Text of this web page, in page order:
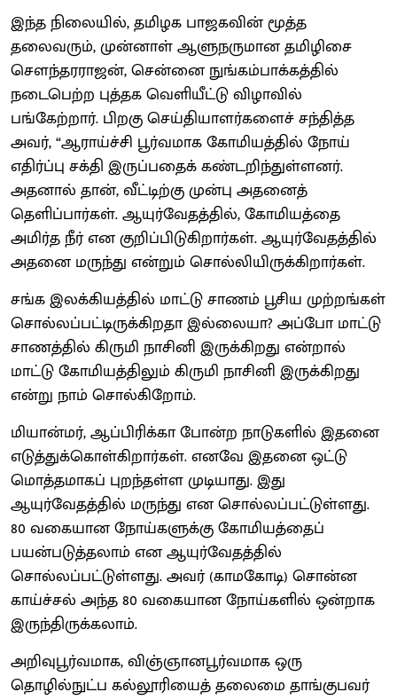
இந்த நிலையில், தமிழக பாஜகவின் மூத்த
தலைவரும், முன்னாள் ஆளுநருமான தமிழிசை
சௌந்தரராஜன், சென்னை நுங்கம்பாக்கத்தில்
நடைபெற்ற புத்தக வெளியீட்டு விழாவில்
பங்கேற்றார். பிறகு செய்தியாளர்களைச் சந்தித்த
அவர், “ஆராய்ச்சி பூர்வமாக கோமியத்தில் நோய்
எதிர்ப்பு சக்தி இருப்பதைக் கண்டறிந்துள்ளனர்.
அதனால் தான், வீட்டிற்கு முன்பு அதனைத்
தெளிப்பார்கள். ஆயுர்வேதத்தில், கோமியத்தை
அமிர்த நீர் என குறிப்பிடுகிறார்கள். ஆயுர்வேதத்தில்
அதனை மருந்து என்றும் சொல்லியிருக்கிறார்கள்.
சங்க இலக்கியத்தில் மாட்டு சாணம் பூசிய முற்றங்கள்
சொல்லப்பட்டிருக்கிறதா இல்லையா? அப்போ மாட்டு
சாணத்தில் கிருமி நாசினி இருக்கிறது என்றால்
மாட்டு கோமியத்திலும் கிருமி நாசினி இருக்கிறது
என்று நாம் சொல்கிறோம்.
மியான்மர், ஆப்பிரிக்கா போன்ற நாடுகளில் இதனை
எடுத்துக்கொள்கிறார்கள். எனவே இதனை ஒட்டு
மொத்தமாகப் புறந்தள்ள முடியாது. இது
ஆயுர்வேதத்தில் மருந்து என சொல்லப்பட்டுள்ளது.
80 வகையான நோய்களுக்கு கோமியத்தைப்
பயன்படுத்தலாம் என ஆயுர்வேதத்தில்
சொல்லப்பட்டுள்ளது. அவர் (காமகோடி) சொன்ன
காய்ச்சல் அந்த 80 வகையான நோய்களில் ஒன்றாக
இருந்திருக்கலாம்.
அறிவுபூர்வமாக, விஞ்ஞானபூர்வமாக ஒரு
தொழில்நுட்ப கல்லூரியைத் தலைமை தாங்குபவர்